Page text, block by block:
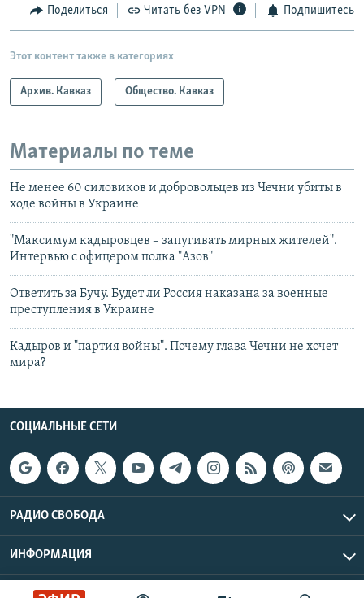
Поделиться Читать без VPN Подпишитесь
Этот контент также в категориях
Архив. Кавказ Общество. Кавказ
Материалы по теме
Не менее 60 силовиков и добровольцев из Чечни убиты в
ходе войны в Украине
"Максимум кадыровцев – запугивать мирных жителей".
Интервью с офицером полка "Азов"
Ответить за Бучу. Будет ли Россия наказана за военные
преступления в Украине
Кадыров и "партия войны". Почему глава Чечни не хочет
мира?
СОЦИАЛЬНЫЕ СЕТИ
РАДИО СВОБОДА
ИНФОРМАЦИЯ